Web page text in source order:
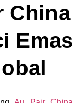
China
Emas